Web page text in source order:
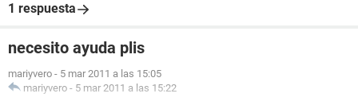
1 respuesta
necesito ayuda plis
mariyvero - 5 mar 2011 a las 15:05
mariyvero - 5 mar 2011 a las 15:22